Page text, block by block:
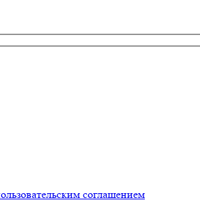
соглашением